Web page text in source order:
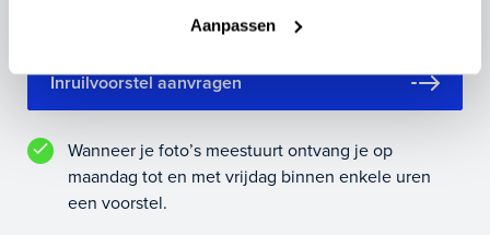
Aanpassen
Inruilvoorstel aanvragen
Wanneer je foto’s meestuurt ontvang je op
maandag tot en met vrijdag binnen enkele uren
een voorstel.